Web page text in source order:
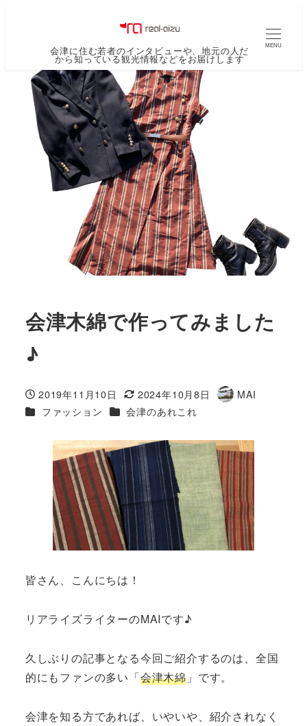
会津に住む若者のインタビューや、地元の人だ
から知っている観光情報などをお届けします
MENU
会津木綿で作ってみました
♪
投稿日
2019年11月10日
更新日
2024年10月8日
著
MAI
カテゴリー
ファッション カテゴリー
会津のあれこれ
皆さん、こんにちは！
リアライズライターのMAIです♪
久しぶりの記事となる今回ご紹介するのは、全国
的にもファンの多い「会津木綿 」です。
会津を知る方であれば、いやいや、紹介されなく